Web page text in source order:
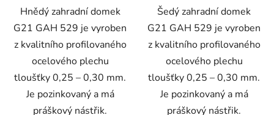
Hnědý zahradní domek
G21 GAH 529 je vyroben
z kvalitního profilovaného
ocelového plechu
tloušťky 0,25 – 0,30 mm.
Je pozinkovaný a má
práškový nástřik.
Šedý zahradní domek
G21 GAH 529 je vyroben
z kvalitního profilovaného
ocelového plechu
tloušťky 0,25 – 0,30 mm.
Je pozinkovaný a má
práškový nástřik.